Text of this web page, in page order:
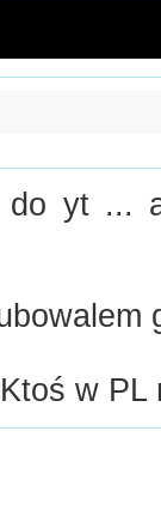
do yt ...
w PL